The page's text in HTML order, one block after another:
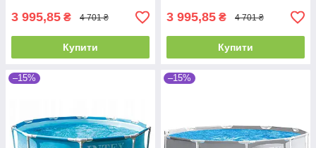
3 995,85 ₴ 4 701 ₴
Купити
3 995,85 ₴ 4 701 ₴
Купити
–15% –15%